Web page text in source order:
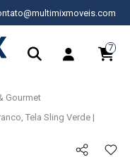
7
Gourmet
Tela Sling Verde |